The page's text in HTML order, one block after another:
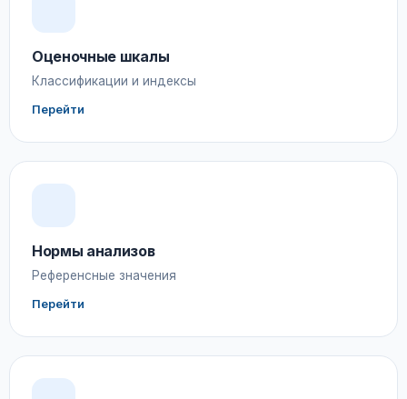
Оценочные шкалы
Классификации и индексы
Перейти
Нормы анализов
Референсные значения
Перейти